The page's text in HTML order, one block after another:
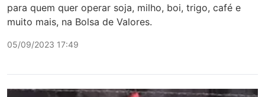
para quem quer operar soja, milho, boi, trigo, café e
muito mais, na Bolsa de Valores.
05/09/2023 17:49